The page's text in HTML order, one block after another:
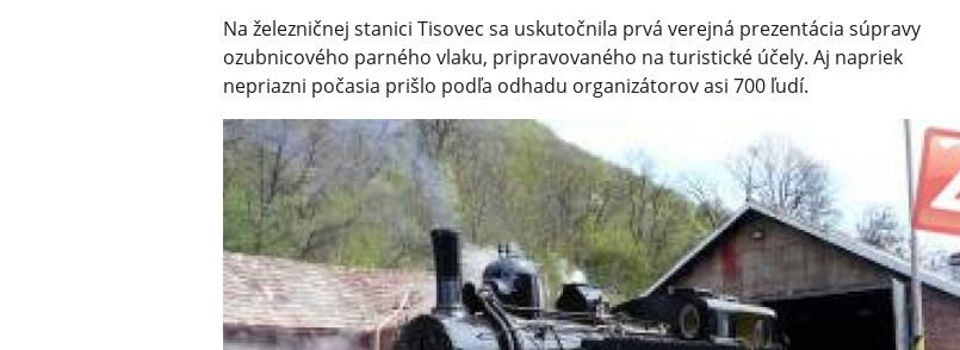
Na železničnej stanici Tisovec sa uskutočnila prvá verejná prezentácia súpravy
ozubnicového parného vlaku, pripravovaného na turistické účely. Aj napriek
nepriazni počasia prišlo podľa odhadu organizátorov asi 700 ľudí.